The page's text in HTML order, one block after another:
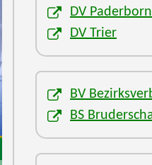
DV Paderborn
DV Trier
BV
BS